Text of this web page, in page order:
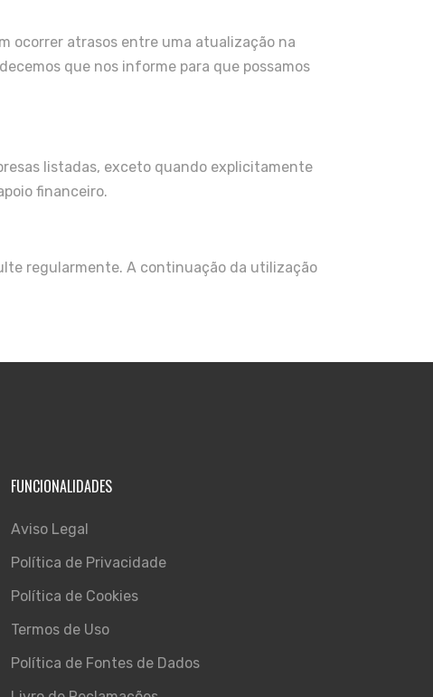
ocorrer atrasos entre uma atualização na
que nos informe para que possamos
listadas, exceto quando explicitamente
financeiro.
regularmente. A continuação da utilização
FUNCIONALIDADES
Aviso Legal
Política de Privacidade
Política de Cookies
Termos de Uso
Política de Fontes de Dados